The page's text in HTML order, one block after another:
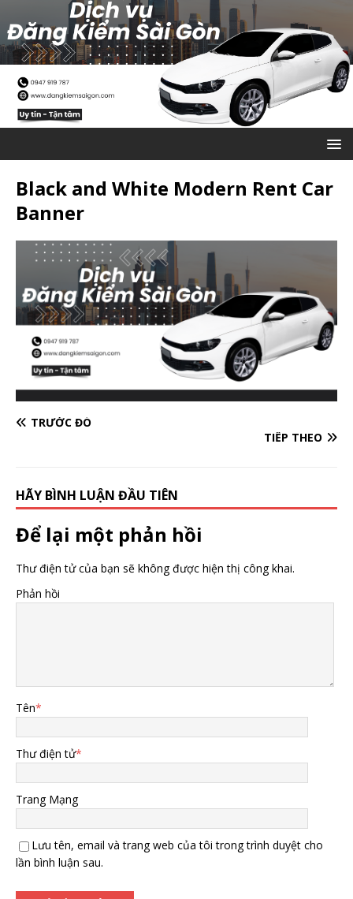
Black and White Modern Rent Car
Banner
TRƯỚC ĐÓ
TIẾP THEO
HÃY BÌNH LUẬN ĐẦU TIÊN
Để lại một phản hồi
Thư điện tử của bạn sẽ không được hiện thị công khai.
Phản hồi
Tên*
Thư điện tử*
Trang Mạng
Lưu tên, email và trang web của tôi trong trình duyệt cho
lần bình luận sau.